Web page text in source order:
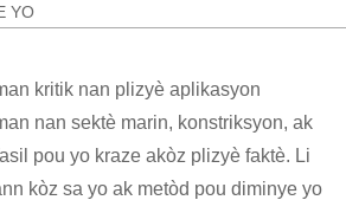
YO
kritik nan plizyè aplikasyon
nan sektè marin, konstriksyon, ak
pou yo kraze akòz plizyè faktè. Li
kòz sa yo ak metòd pou diminye yo